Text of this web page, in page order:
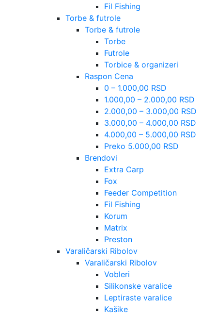
Fil Fishing
Torbe & futrole
Torbe & futrole
Torbe
Futrole
Torbice & organizeri
Raspon Cena
0 – 1.000,00 RSD
1.000,00 – 2.000,00 RSD
2.000,00 – 3.000,00 RSD
3.000,00 – 4.000,00 RSD
4.000,00 – 5.000,00 RSD
Preko 5.000,00 RSD
Brendovi
Extra Carp
Fox
Feeder Competition
Fil Fishing
Korum
Matrix
Preston
Varaličarski Ribolov
Varaličarski Ribolov
Vobleri
Silikonske varalice
Leptiraste varalice
Kašike